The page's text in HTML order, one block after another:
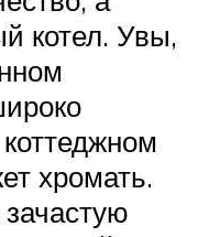
котел. Увы,
хромать.